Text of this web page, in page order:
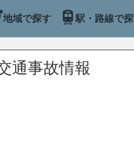
地域で探す 駅・路線で
通事故情報